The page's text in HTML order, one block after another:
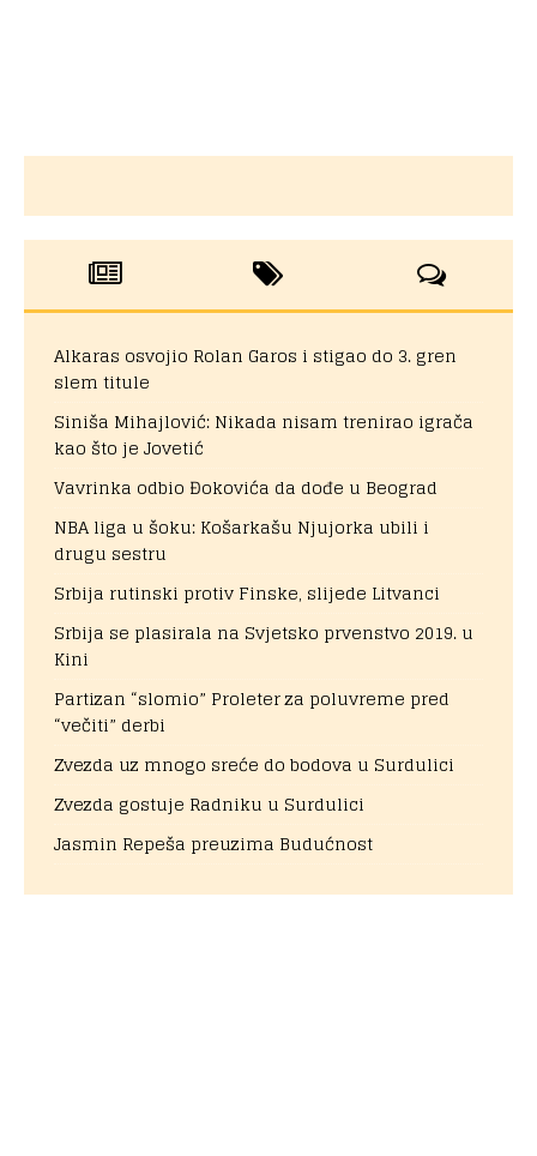
Alkaras osvojio Rolan Garos i stigao do 3. gren
slem titule
Siniša Mihajlović: Nikada nisam trenirao igrača
kao što je Jovetić
Vavrinka odbio Đokovića da dođe u Beograd
NBA liga u šoku: Košarkašu Njujorka ubili i
drugu sestru
Srbija rutinski protiv Finske, slijede Litvanci
Srbija se plasirala na Svjetsko prvenstvo 2019. u
Kini
Partizan “slomio” Proleter za poluvreme pred
“večiti” derbi
Zvezda uz mnogo sreće do bodova u Surdulici
Zvezda gostuje Radniku u Surdulici
Jasmin Repeša preuzima Budućnost